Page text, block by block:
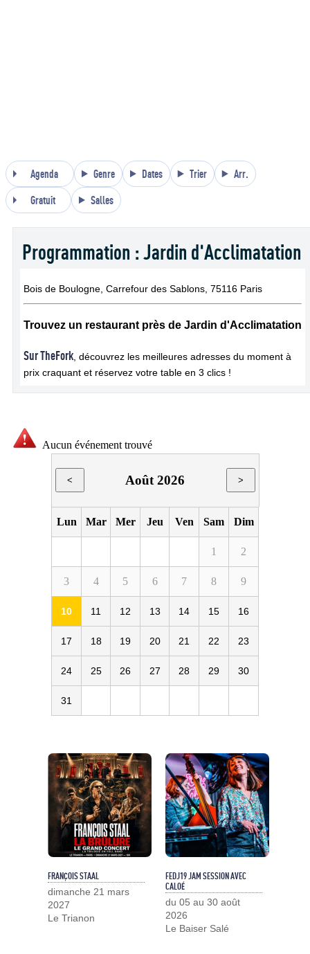
Agenda Genre Dates Trier Arr.
Gratuit Salles
Programmation : Jardin d'Acclimatation
Bois de Boulogne, Carrefour des Sablons, 75116 Paris
Trouvez un restaurant près de Jardin d'Acclimatation
Sur TheFork , découvrez les meilleures adresses du moment à
prix craquant et réservez votre table en 3 clics !
Aucun événement trouvé
< Août 2026 >
Lun Mar Mer Jeu Ven Sam Dim
1 2
3 4 5 6 7 8 9
10 11 12 13 14 15 16
17 18 19 20 21 22 23
24 25 26 27 28 29 30
31
FRANÇOIS STAAL
dimanche 21 mars
2027
Le Trianon
FEDJ19 JAM SESSION AVEC
CALOÉ
du 05 au 30 août
2026
Le Baiser Salé